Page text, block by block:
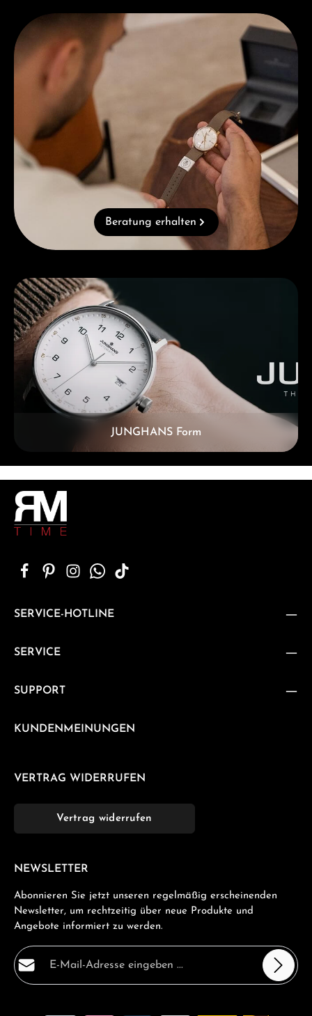
Beratung erhalten
Beratung erhalten
Kategoriegalerie überspringen
JUNGHANS Form
SERVICE-HOTLINE
SERVICE
SUPPORT
KUNDENMEINUNGEN
VERTRAG WIDERRUFEN
Vertrag widerrufen
NEWSLETTER
Abonnieren Sie jetzt unseren regelmäßig erscheinenden
Newsletter, um rechtzeitig über neue Produkte und
Angebote informiert zu werden.
E-Mail-Adresse*